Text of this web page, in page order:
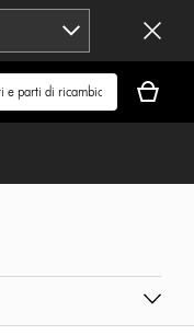
carrello
è